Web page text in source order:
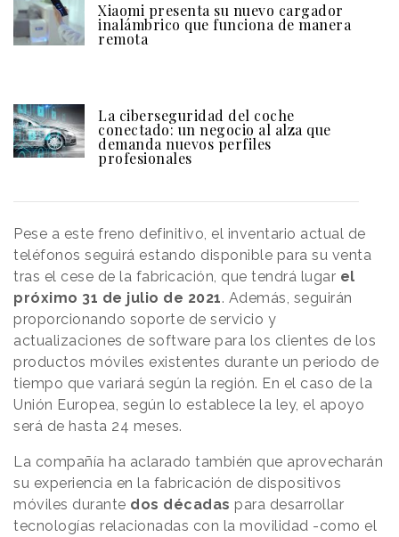
Xiaomi presenta su nuevo cargador
inalámbrico que funciona de manera
remota
La ciberseguridad del coche
conectado: un negocio al alza que
demanda nuevos perfiles
profesionales
Pese a este freno definitivo, el inventario actual de
teléfonos seguirá estando disponible para su venta
tras el cese de la fabricación, que tendrá lugar el
próximo 31 de julio de 2021. Además, seguirán
proporcionando soporte de servicio y
actualizaciones de software para los clientes de los
productos móviles existentes durante un periodo de
tiempo que variará según la región. En el caso de la
Unión Europea, según lo establece la ley, el apoyo
será de hasta 24 meses.
La compañía ha aclarado también que aprovecharán
su experiencia en la fabricación de dispositivos
móviles durante dos décadas para desarrollar
tecnologías relacionadas con la movilidad -como el